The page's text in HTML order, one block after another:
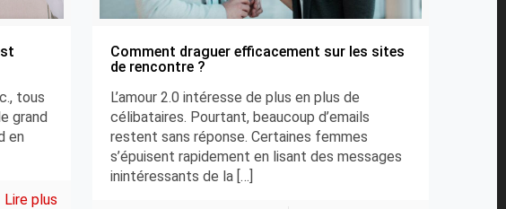
tous
grand
en
Lire plus
Comment draguer efficacement sur les sites
de rencontre ?
L’amour 2.0 intéresse de plus en plus de
célibataires. Pourtant, beaucoup d’emails
restent sans réponse. Certaines femmes
s’épuisent rapidement en lisant des messages
inintéressants de la […]